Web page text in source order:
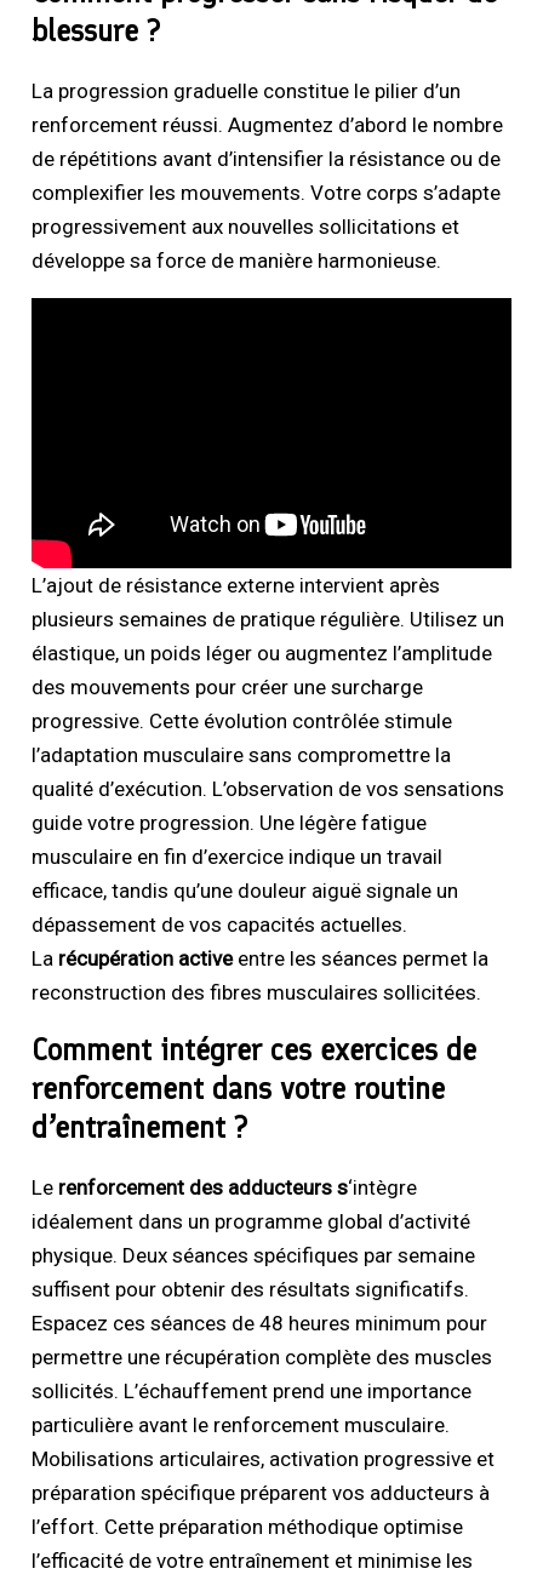
blessure ?
La progression graduelle constitue le pilier d’un
renforcement réussi. Augmentez d’abord le nombre
de répétitions avant d’intensifier la résistance ou de
complexifier les mouvements. Votre corps s’adapte
progressivement aux nouvelles sollicitations et
développe sa force de manière harmonieuse.
L’ajout de résistance externe intervient après
plusieurs semaines de pratique régulière. Utilisez un
élastique, un poids léger ou augmentez l’amplitude
des mouvements pour créer une surcharge
progressive. Cette évolution contrôlée stimule
l’adaptation musculaire sans compromettre la
qualité d’exécution. L’observation de vos sensations
guide votre progression. Une légère fatigue
musculaire en fin d’exercice indique un travail
efficace, tandis qu’une douleur aiguë signale un
dépassement de vos capacités actuelles.
La récupération activeentre les séances permet la
reconstruction des fibres musculaires sollicitées.
Comment intégrer ces exercices de
renforcement dans votre routine
d’entraînement ?
Le renforcement des adducteurs s‘intègre
idéalement dans un programme global d’activité
physique. Deux séances spécifiques par semaine
suffisent pour obtenir des résultats significatifs.
Espacez ces séances de 48 heures minimum pour
permettre une récupération complète des muscles
sollicités. L’échauffement prend une importance
particulière avant le renforcement musculaire.
Mobilisations articulaires, activation progressive et
préparation spécifique préparent vos adducteurs à
l’effort. Cette préparation méthodique optimise
l’efficacité de votre entraînement et minimise les